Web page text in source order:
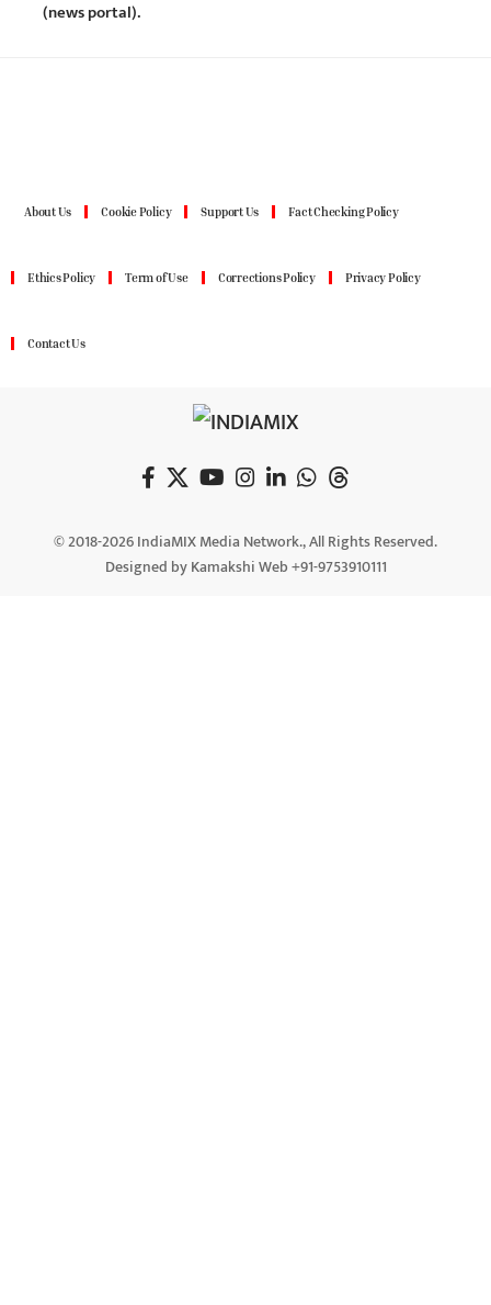
(news portal).
About Us Cookie Policy Support Us Fact Checking Policy
Ethics Policy Term of Use Corrections Policy Privacy Policy
Contact Us
© 2018-2026 IndiaMIX Media Network., All Rights Reserved.
Designed by Kamakshi Web +91-9753910111